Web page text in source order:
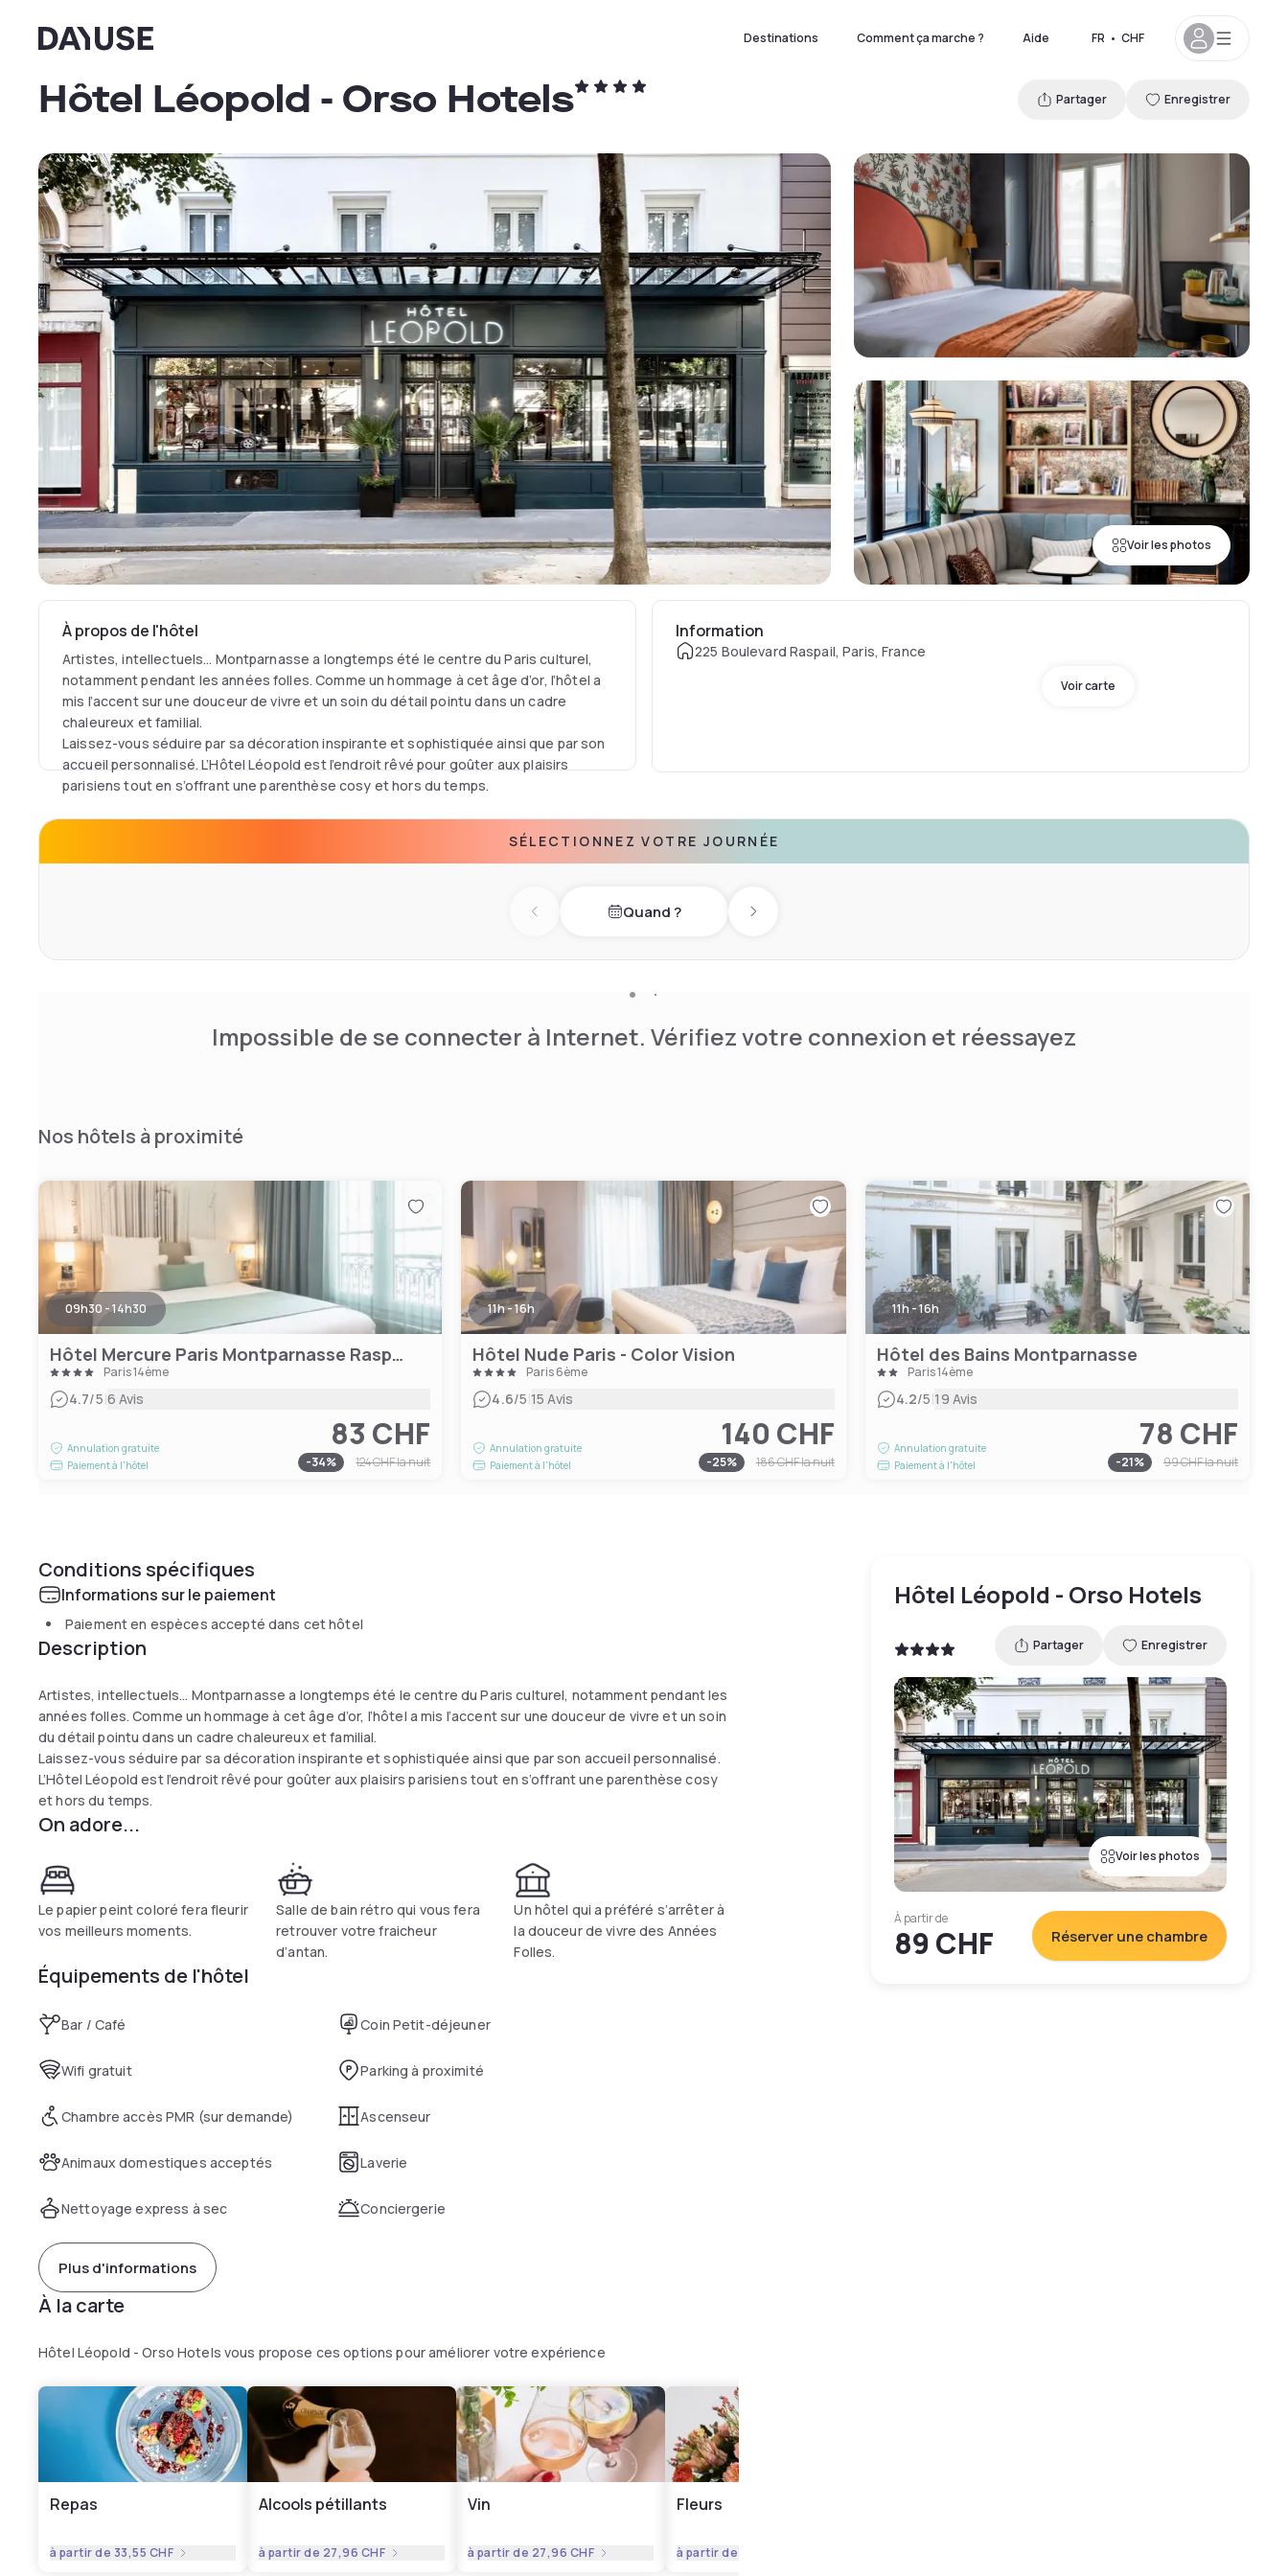
Dayuse Destinations Comment ça marche ? Aide FR • CHF
Voir les photos
Hôtel Léopold - Orso Hotels Partager Enregistrer
À propos de l'hôtel
Artistes, intellectuels… Montparnasse a longtemps été le centre du Paris culturel,
notamment pendant les années folles. Comme un hommage à cet âge d’or, l’hôtel a
mis l’accent sur une douceur de vivre et un soin du détail pointu dans un cadre
chaleureux et familial.
Laissez-vous séduire par sa décoration inspirante et sophistiquée ainsi que par son
accueil personnalisé. L’Hôtel Léopold est l’endroit rêvé pour goûter aux plaisirs
parisiens tout en s’offrant une parenthèse cosy et hors du temps.
Information
225 Boulevard Raspail, Paris, France
Voir carte
SÉLECTIONNEZ VOTRE JOURNÉE
Previous dayQuand ? Next day
Impossible de se connecter à Internet. Vérifiez votre connexion et réessayez
Nos hôtels à proximité
09h30 - 14h30
Hôtel Mercure Paris Montparnasse Raspail
Paris 14ème
4.7/5|6 Avis
Annulation gratuite
Paiement à l'hôtel
83 CHF
-34% 124 CHFla nuit
11h - 16h
Hôtel Nude Paris - Color Vision
Paris 6ème
4.6/5|15 Avis
Annulation gratuite
Paiement à l'hôtel
140 CHF
-25% 186 CHFla nuit
11h - 16h
Hôtel des Bains Montparnasse
Paris 14ème
4.2/5|19 Avis
Annulation gratuite
Paiement à l'hôtel
78 CHF
-21% 99 CHFla nuit
Conditions spécifiques
Informations sur le paiement
Paiement en espèces accepté dans cet hôtel
Description
Artistes, intellectuels… Montparnasse a longtemps été le centre du Paris culturel, notamment pendant les
années folles. Comme un hommage à cet âge d’or, l’hôtel a mis l’accent sur une douceur de vivre et un soin
du détail pointu dans un cadre chaleureux et familial.
Laissez-vous séduire par sa décoration inspirante et sophistiquée ainsi que par son accueil personnalisé.
L’Hôtel Léopold est l’endroit rêvé pour goûter aux plaisirs parisiens tout en s’offrant une parenthèse cosy
et hors du temps.
On adore...
Le papier peint coloré fera fleurir
vos meilleurs moments.
Salle de bain rétro qui vous fera
retrouver votre fraicheur
d’antan.
Un hôtel qui a préféré s’arrêter à
la douceur de vivre des Années
Folles.
Équipements de l'hôtel
Bar / Café Coin Petit-déjeuner
Wifi gratuit Parking à proximité
Chambre accès PMR (sur demande) Ascenseur
Animaux domestiques acceptés Laverie
Nettoyage express à sec Conciergerie
Plus d'informations
À la carte
Hôtel Léopold - Orso Hotels vous propose ces options pour améliorer votre expérience
Repas
à partir de 33,55 CHF
Alcools pétillants
à partir de 27,96 CHF
Vin
à partir de 27,96 CHF
Fleurs
à partir de
Hôtel Léopold - Orso Hotels
Partager Enregistrer
Voir les photos
À partir de
89 CHF Réserver une chambre